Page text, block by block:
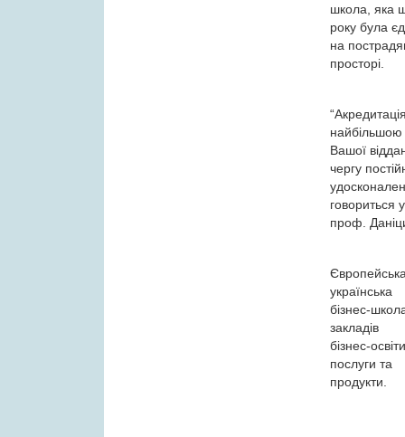
школа, яка
року була
на
просторі.
Вашої
чергу
говориться
проф.
українська
бізнес-
закладів
бізнес-
послуги та
продукти.